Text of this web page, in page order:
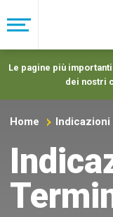
to
main
navigation
Menu
Le pagine più
dei nostri
Home Indicazioni